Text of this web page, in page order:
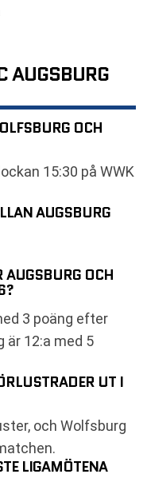
AUGSBURG
OCH
15:30 på WWK
AUGSBURG
AUGSBURG OCH
3 poäng efter
är 12:a med 5
UT I
och Wolfsburg
LIGAMÖTENA